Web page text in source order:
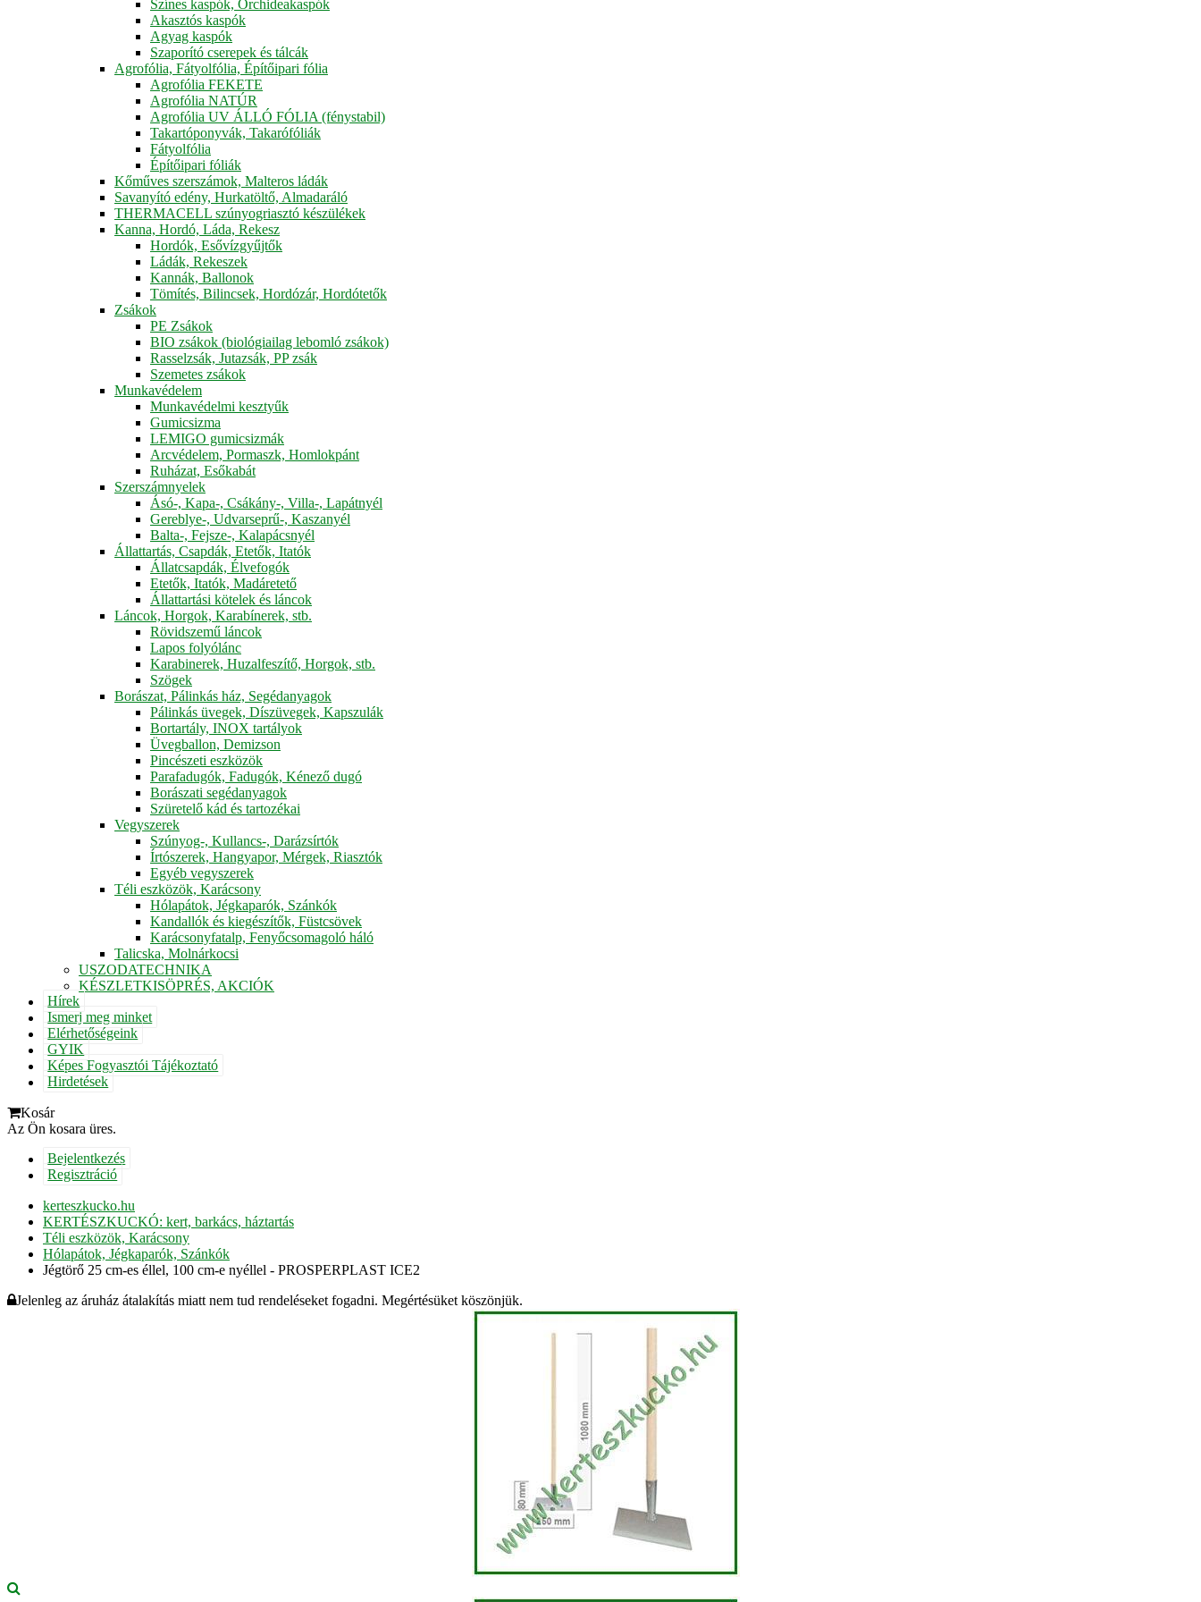
Színes kaspók, Orchideakaspók
Akasztós kaspók
Agyag kaspók
Szaporító cserepek és tálcák
Agrofólia, Fátyolfólia, Építőipari fólia
Agrofólia FEKETE
Agrofólia NATÚR
Agrofólia UV ÁLLÓ FÓLIA (fénystabil)
Takartóponyvák, Takarófóliák
Fátyolfólia
Építőipari fóliák
Kőműves szerszámok, Malteros ládák
Savanyító edény, Hurkatöltő, Almadaráló
THERMACELL szúnyogriasztó készülékek
Kanna, Hordó, Láda, Rekesz
Hordók, Esővízgyűjtők
Ládák, Rekeszek
Kannák, Ballonok
Tömítés, Bilincsek, Hordózár, Hordótetők
Zsákok
PE Zsákok
BIO zsákok (biológiailag lebomló zsákok)
Rasselzsák, Jutazsák, PP zsák
Szemetes zsákok
Munkavédelem
Munkavédelmi kesztyűk
Gumicsizma
LEMIGO gumicsizmák
Arcvédelem, Pormaszk, Homlokpánt
Ruházat, Esőkabát
Szerszámnyelek
Ásó-, Kapa-, Csákány-, Villa-, Lapátnyél
Gereblye-, Udvarseprű-, Kaszanyél
Balta-, Fejsze-, Kalapácsnyél
Állattartás, Csapdák, Etetők, Itatók
Állatcsapdák, Élvefogók
Etetők, Itatók, Madáretető
Állattartási kötelek és láncok
Láncok, Horgok, Karabínerek, stb.
Rövidszemű láncok
Lapos folyólánc
Karabinerek, Huzalfeszítő, Horgok, stb.
Szögek
Borászat, Pálinkás ház, Segédanyagok
Pálinkás üvegek, Díszüvegek, Kapszulák
Bortartály, INOX tartályok
Üvegballon, Demizson
Pincészeti eszközök
Parafadugók, Fadugók, Kénező dugó
Borászati segédanyagok
Szüretelő kád és tartozékai
Vegyszerek
Szúnyog-, Kullancs-, Darázsírtók
Írtószerek, Hangyapor, Mérgek, Riasztók
Egyéb vegyszerek
Téli eszközök, Karácsony
Hólapátok, Jégkaparók, Szánkók
Kandallók és kiegészítők, Füstcsövek
Karácsonyfatalp, Fenyőcsomagoló háló
Talicska, Molnárkocsi
USZODATECHNIKA
KÉSZLETKISÖPRÉS, AKCIÓK
Hírek
Ismerj meg minket
Elérhetőségeink
GYIK
Képes Fogyasztói Tájékoztató
Hirdetések
Kosár
Az Ön kosara üres.
Bejelentkezés
Regisztráció
kerteszkucko.hu
KERTÉSZKUCKÓ: kert, barkács, háztartás
Téli eszközök, Karácsony
Hólapátok, Jégkaparók, Szánkók
Jégtörő 25 cm-es éllel, 100 cm-e nyéllel - PROSPERPLAST ICE2
Jelenleg az áruház átalakítás miatt nem tud rendeléseket fogadni. Megértésüket köszönjük.